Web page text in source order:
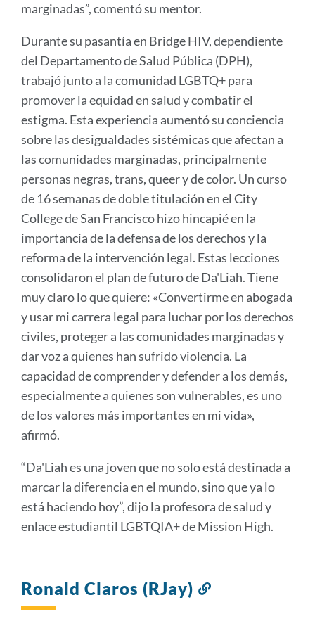
marginadas”, comentó su mentor.
Durante su pasantía en Bridge HIV, dependiente
del Departamento de Salud Pública (DPH),
trabajó junto a la comunidad LGBTQ+ para
promover la equidad en salud y combatir el
estigma. Esta experiencia aumentó su conciencia
sobre las desigualdades sistémicas que afectan a
las comunidades marginadas, principalmente
personas negras, trans, queer y de color. Un curso
de 16 semanas de doble titulación en el City
College de San Francisco hizo hincapié en la
importancia de la defensa de los derechos y la
reforma de la intervención legal. Estas lecciones
consolidaron el plan de futuro de Da'Liah. Tiene
muy claro lo que quiere: «Convertirme en abogada
y usar mi carrera legal para luchar por los derechos
civiles, proteger a las comunidades marginadas y
dar voz a quienes han sufrido violencia. La
capacidad de comprender y defender a los demás,
especialmente a quienes son vulnerables, es uno
de los valores más importantes en mi vida»,
afirmó.
“Da'Liah es una joven que no solo está destinada a
marcar la diferencia en el mundo, sino que ya lo
está haciendo hoy”, dijo la profesora de salud y
enlace estudiantil LGBTQIA+ de Mission High.
Ronald Claros (RJay)